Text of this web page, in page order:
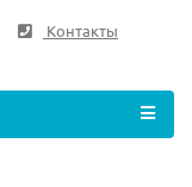
Контакты